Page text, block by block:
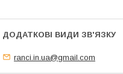
ranci.in.ua@gmail.com